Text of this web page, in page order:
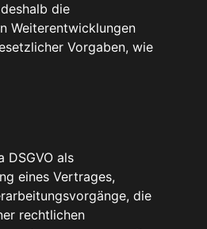
die
Weiterentwicklungen
Vorgaben, wie
DSGVO als
eines Vertrages,
die
rechtlichen